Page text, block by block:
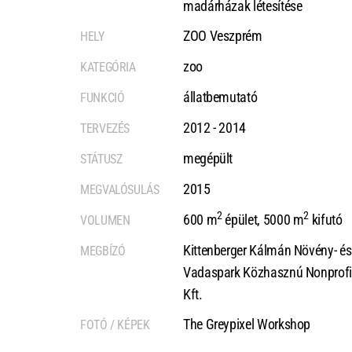
madárházak létesítése
HELY ZOO Veszprém
KATEGÓRIA zoo
FUNKCIÓ állatbemutató
TERVEZÉS 2012 - 2014
STÁTUSZ megépült
MEGVALÓSULÁS 2015
VOLUMEN 600 m2épület, 5000 m2 kifutó
MEGBÍZÓ
Kittenberger Kálmán Növény- és
Vadaspark Közhasznú
Kft.
FOTÓ / KÉPEK The Greypixel Workshop